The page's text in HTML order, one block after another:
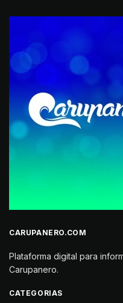
CARUPANERO.COM
Plataforma digital para
Carupanero.
CATEGORIAS